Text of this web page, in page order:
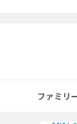
ファミリ